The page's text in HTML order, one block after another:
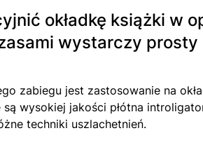
okładkę książki w
wystarczy prosty
zabiegu jest zastosowanie na
wysokiej jakości płótna
techniki uszlachetnień.